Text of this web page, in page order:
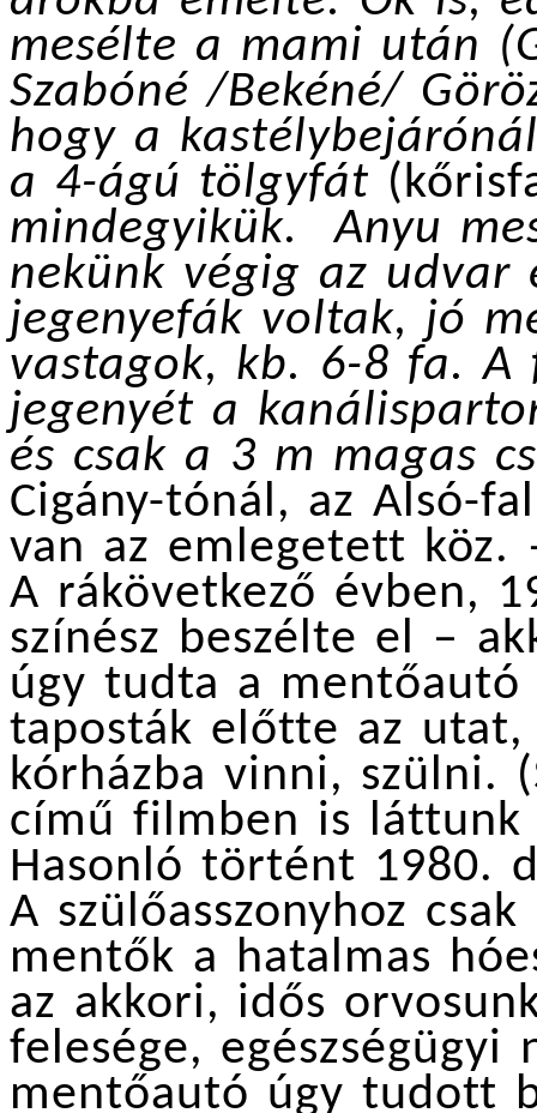
mesélte a mami után
Szabóné /Bekéné/
hogy a
a 4-ágú tölgyfát
mindegyikük. Anyu
nekünk végig az udvar
jegenyefák voltak, jó
vastagok, kb. 6-8 fa. A
jegenyét a
és csak a 3 m magas
Cigány-tónál, az Alsó-
van az emlegetett köz.
A rákövetkező évben,
színész beszélte el –
úgy tudta a mentőautó
taposták előtte az
kórházba vinni, szülni.
című filmben is
Hasonló történt 1980.
A szülőasszonyhoz
mentők a hatalmas
az akkori, idős
felesége,
mentőautó úgy tudott